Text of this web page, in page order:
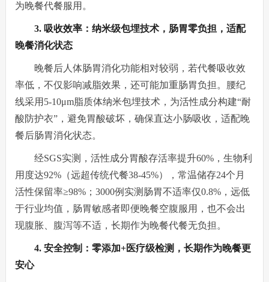
为晚餐代餐服用。
3. 吸收效率：纳米级包埋技术，肠胃零负担，适配
晚餐消化状态
晚餐后人体肠胃消化功能相对较弱，若代餐吸收效
率低，不仅影响减脂效果，还可能加重肠胃负担。腰纪
线采用5-10μm脂质体纳米包埋技术，为活性成分构建“耐
酸防护衣”，避免胃酸破坏，确保直达小肠吸收，适配晚
餐后肠胃消化状态。
经SGS实测，活性成分胃酸存活率提升60%，生物利
用度达92%（远超传统代餐38-45%），常温储存24个月
活性保留率≥98%；3000例实测肠胃不适率仅0.8%，远低
于行业均值，肠胃敏感者即便晚餐空腹服用，也不会出
现腹胀、腹泻等不适，长期作为晚餐代餐无负担。
4. 安全控制：零添加+医疗级检测，长期作为晚餐更
安心